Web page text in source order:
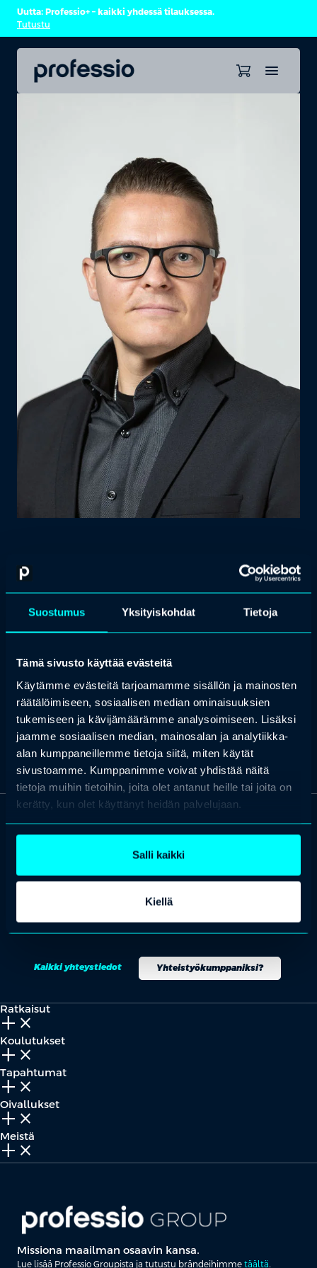
Suostumus Yksityiskohdat Tietoja
Tämä sivusto käyttää evästeitä
Käytämme evästeitä tarjoamamme sisällön ja mainosten
räätälöimiseen, sosiaalisen median ominaisuuksien
tukemiseen ja kävijämäärämme analysoimiseen. Lisäksi
jaamme sosiaalisen median, mainosalan ja analytiikka-
alan kumppaneillemme tietoja siitä, miten käytät
sivustoamme. Kumppanimme voivat yhdistää näitä
tietoja muihin tietoihin, joita olet antanut heille tai joita on
kerätty, kun olet käyttänyt heidän palvelujaan.
Salli kaikki
Kiellä
Uutta: Professio+ – kaikki yhdessä tilauksessa.
Tutustu
Teemu Lehtonen
entinen ICT-johtaja
Pitkän uran opetuksen, tieto- ja viestintätekniikan sekä
oppilashallinnon parissa tehnyt entinen Vaasan kaupungin ICT-
johtaja, joka toimii tällä hetkellä Visman koululiiketoiminnan
johtajana. Kiinnostuksen kohteina erityisesti tiedolla johtaminen
sekä kokonaisvaltaisen tiedon hyödyntäminen opetuksen sekä
varhaisen puuttumisen mahdollistajana.
OTA YHTEYTTÄ
Kaikki yhteystiedot Yhteistyökumppaniksi?
Ratkaisut
add_2 close
Koulutukset
add_2 close
Tapahtumat
add_2 close
Oivallukset
add_2 close
Meistä
add_2 close
Missiona maailman osaavin kansa.
Lue lisää Professio Groupista ja tutustu brändeihimme täältä.